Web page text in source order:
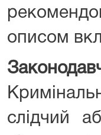
описом
слідчий